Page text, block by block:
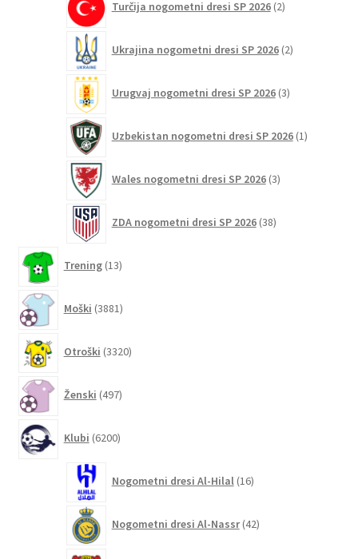
Turčija nogometni dresi SP 2026 2izdelka
Ukrajina nogometni dresi SP 2026 2izdelka
Urugvaj nogometni dresi SP 2026 3izdelki
Uzbekistan nogometni dresi SP 2026 1izdelek
Wales nogometni dresi SP 2026 3izdelki
ZDA nogometni dresi SP 2026 38izdelkov
Trening 13izdelkov
Moški 3881izdelkov
Otroški 3320izdelkov
Ženski 497izdelkov
Klubi 6200izdelkov
Nogometni dresi Al-Hilal 16izdelkov
Nogometni dresi Al-Nassr 42izdelkov